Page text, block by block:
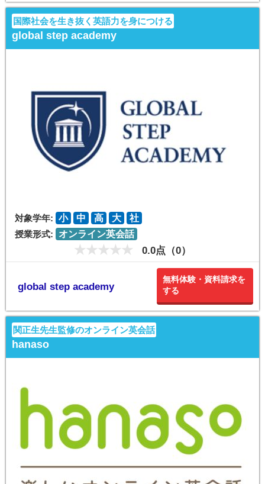
国際社会を生き抜く英語力を身につける
global step academy
対象学年: 小 中 高 大
社
授業形式:
オンライン英会話
0.0点（0）
global step academy
無料体験・資料請求を
する
関正生先生監修のオンライン英会話
hanaso